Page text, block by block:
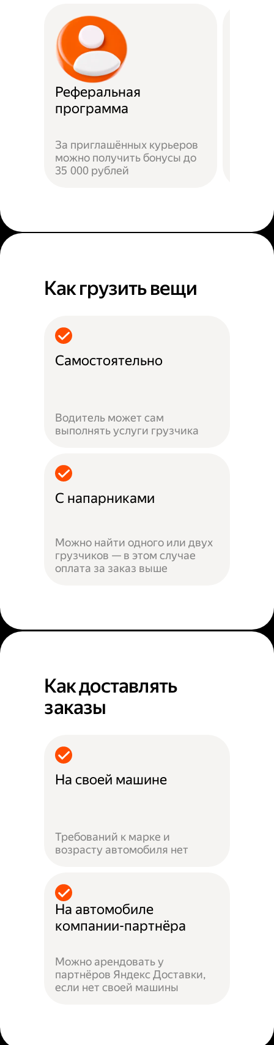
Реферальная
программа
За приглашённых курьеров
можно получить бонусы до
35 000 рублей
Как грузить вещи
Самостоятельно
Водитель может сам
выполнять услуги грузчика
С напарниками
Можно найти одного или двух
грузчиков — в этом случае
оплата за заказ выше
Как доставлять
заказы
На своей машине
Требований к марке и
возрасту автомобиля нет
На автомобиле
компании-партнёра
Можно арендовать у
партнёров Яндекс Доставки,
если нет своей машины